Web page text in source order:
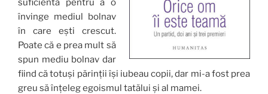
suficientă pentru a o
învinge mediul bolnav
în care ești crescut.
Poate că e prea mult să
spun mediu bolnav dar
fiind că totuși părinții își iubeau copii, dar mi-a fost prea
greu să înțeleg egoismul tatălui și al mamei.